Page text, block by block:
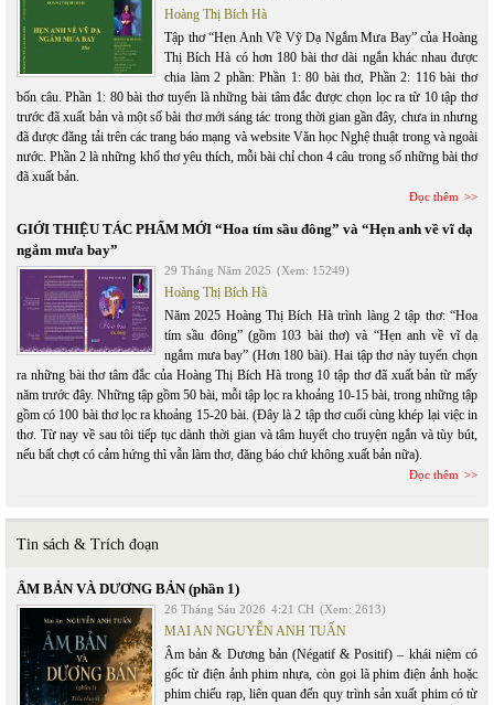
Hoàng Thị Bích Hà
Tập thơ “Hẹn Anh Về Vỹ Dạ Ngắm Mưa Bay” của Hoàng
Thị Bích Hà có hơn 180 bài thơ dài ngắn khác nhau được
chia làm 2 phần: Phần 1: 80 bài thơ, Phần 2: 116 bài thơ
bốn câu. Phần 1: 80 bài thơ tuyển là những bài tâm đắc được chọn lọc ra từ 10 tập thơ
trước đã xuất bản và một số bài thơ mới sáng tác trong thời gian gần đây, chưa in nhưng
đã được đăng tải trên các trang báo mạng và website Văn học Nghệ thuật trong và ngoài
nước. Phần 2 là những khổ thơ yêu thích, mỗi bài chỉ chon 4 câu trong số những bài thơ
đã xuất bản.
Đọc thêm
GIỚI THIỆU TÁC PHẨM MỚI “Hoa tím sầu đông” và “Hẹn anh về vĩ dạ
ngắm mưa bay”
29 Tháng Năm 2025 (Xem: 15249)
Hoàng Thị Bích Hà
Năm 2025 Hoàng Thị Bích Hà trình làng 2 tập thơ: “Hoa
tím sầu đông” (gồm 103 bài thơ) và “Hẹn anh về vĩ dạ
ngắm mưa bay” (Hơn 180 bài). Hai tập thơ này tuyển chọn
ra những bài thơ tâm đắc của Hoàng Thị Bích Hà trong 10 tập thơ đã xuất bản từ mấy
năm trước đây. Những tập gồm 50 bài, mỗi tập lọc ra khoảng 10-15 bài, trong những tập
gồm có 100 bài thơ lọc ra khoảng 15-20 bài. (Đây là 2 tập thơ cuối cùng khép lại việc in
thơ. Từ nay về sau tôi tiếp tục dành thời gian và tâm huyết cho truyện ngắn và tùy bút,
nếu bất chợt có cảm hứng thì vẫn làm thơ, đăng báo chứ không xuất bản nữa).
Đọc thêm
Tin sách & Trích đoạn
ÂM BẢN VÀ DƯƠNG BẢN (phần 1)
26 Tháng Sáu 2026 4:21 CH (Xem: 2613)
MAI AN NGUYỄN ANH TUẤN
Âm bản & Dương bản (Négatif & Positif) – khái niệm có
gốc từ điện ảnh phim nhựa, còn gọi là phim điện ảnh hoặc
phim chiếu rạp, liên quan đến quy trình sản xuất phim có từ